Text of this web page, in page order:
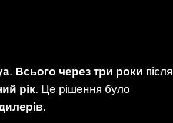
. Всього через три роки після
рік. Це рішення було
.